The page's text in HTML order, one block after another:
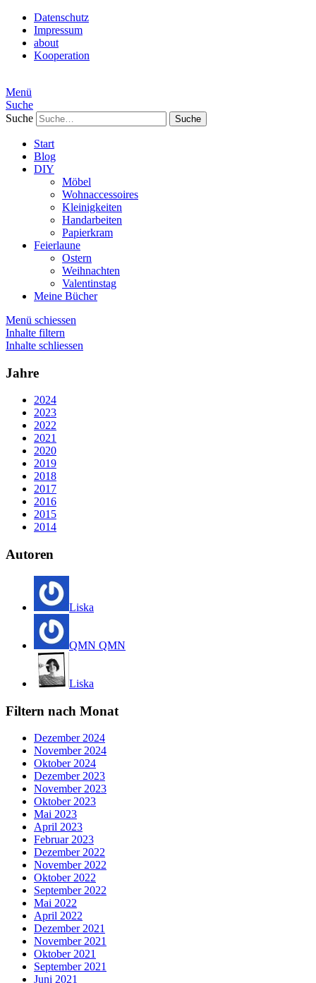
Datenschutz
Impressum
about
Kooperation
Menü
Suche
Suche
Start
Blog
DIY
Möbel
Wohnaccessoires
Kleinigkeiten
Handarbeiten
Papierkram
Feierlaune
Ostern
Weihnachten
Valentinstag
Meine Bücher
Menü schiessen
Inhalte filtern
Inhalte schliessen
Jahre
2024
2023
2022
2021
2020
2019
2018
2017
2016
2015
2014
Autoren
Liska
QMN QMN
Liska
Filtern nach Monat
Dezember 2024
November 2024
Oktober 2024
Dezember 2023
November 2023
Oktober 2023
Mai 2023
April 2023
Februar 2023
Dezember 2022
November 2022
Oktober 2022
September 2022
Mai 2022
April 2022
Dezember 2021
November 2021
Oktober 2021
September 2021
Juni 2021